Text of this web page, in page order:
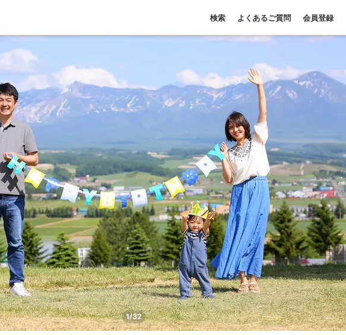
検索 よくあるご質問 会員登録
1/32